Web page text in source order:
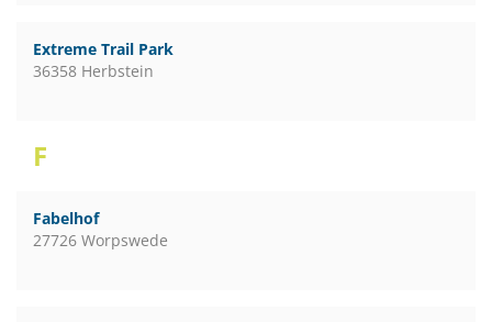
Extreme Trail Park
36358 Herbstein
F
Fabelhof
27726 Worpswede